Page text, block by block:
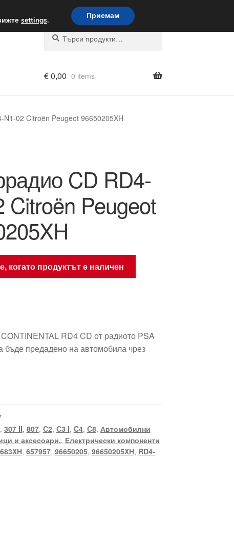
по целия свят
Търсене
Търсене
€0,00 0 items
N1-02 Citroën Peugeot 96650205XH
CD RD4-
Citroën Peugeot
когато продуктът е наличен
RD4 CD от радиото PSA
бъде предадено на автомобила чрез
, 307 II, 807, C2, C3 I, C4, C8, Автомобилни
и аксесоари., Електрически компоненти
, 657957, 96650205, 96650205XH, RD4-
settings. Приемам